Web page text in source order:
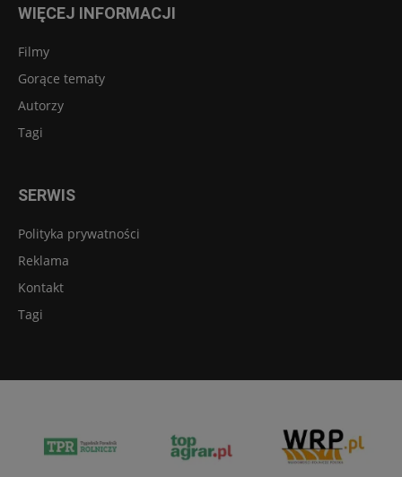
WIĘCEJ INFORMACJI
Filmy
Gorące tematy
Autorzy
Tagi
SERWIS
Polityka prywatności
Reklama
Kontakt
Tagi